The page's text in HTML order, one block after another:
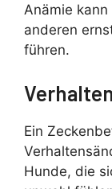
Anämie
anderen
führen.
Ein
Hunde, die